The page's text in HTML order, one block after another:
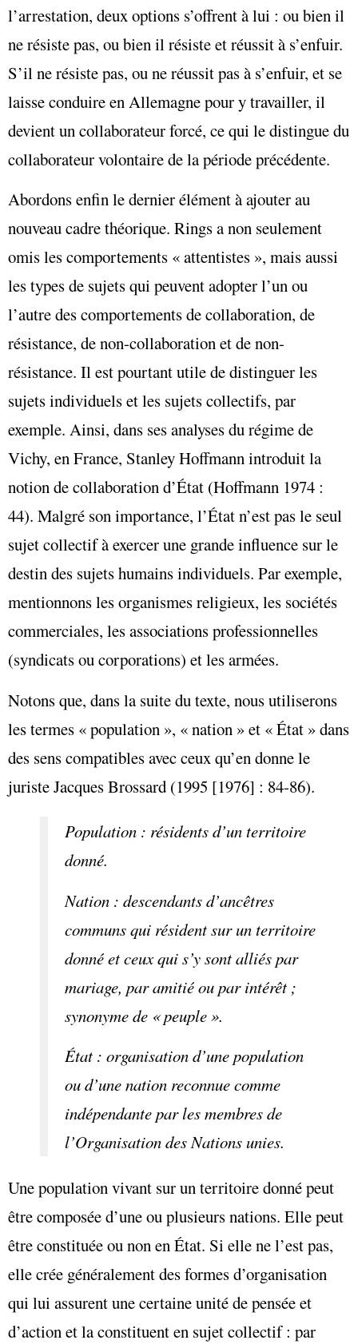
l’arrestation, deux options s’offrent à lui : ou bien il
ne résiste pas, ou bien il résiste et réussit à s’enfuir.
S’il ne résiste pas, ou ne réussit pas à s’enfuir, et se
laisse conduire en Allemagne pour y travailler, il
devient un collaborateur forcé, ce qui le distingue du
collaborateur volontaire de la période précédente.
Abordons enfin le dernier élément à ajouter au
nouveau cadre théorique. Rings a non seulement
omis les comportements « attentistes », mais aussi
les types de sujets qui peuvent adopter l’un ou
l’autre des comportements de collaboration, de
résistance, de non-collaboration et de non-
résistance. Il est pourtant utile de distinguer les
sujets individuels et les sujets collectifs, par
exemple. Ainsi, dans ses analyses du régime de
Vichy, en France, Stanley Hoffmann introduit la
notion de collaboration d’État (Hoffmann 1974 :
44). Malgré son importance, l’État n’est pas le seul
sujet collectif à exercer une grande influence sur le
destin des sujets humains individuels. Par exemple,
mentionnons les organismes religieux, les sociétés
commerciales, les associations professionnelles
(syndicats ou corporations) et les armées.
Notons que, dans la suite du texte, nous utiliserons
les termes « population », « nation » et « État » dans
des sens compatibles avec ceux qu’en donne le
juriste Jacques Brossard (1995 [1976] : 84-86).
Population : résidents d’un territoire
donné.
Nation : descendants d’ancêtres
communs qui résident sur un territoire
donné et ceux qui s’y sont alliés par
mariage, par amitié ou par intérêt ;
synonyme de « peuple ».
État : organisation d’une population
ou d’une nation reconnue comme
indépendante par les membres de
l’Organisation des Nations unies.
Une population vivant sur un territoire donné peut
être composée d’une ou plusieurs nations. Elle peut
être constituée ou non en État. Si elle ne l’est pas,
elle crée généralement des formes d’organisation
qui lui assurent une certaine unité de pensée et
d’action et la constituent en sujet collectif : par